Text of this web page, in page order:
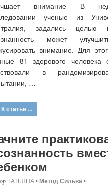
внимание В
ученые из
задались целью
может
внимание. Для
81 здорового
в
…
К статье ...
ТАТЬЯНА•Метод Сильва•